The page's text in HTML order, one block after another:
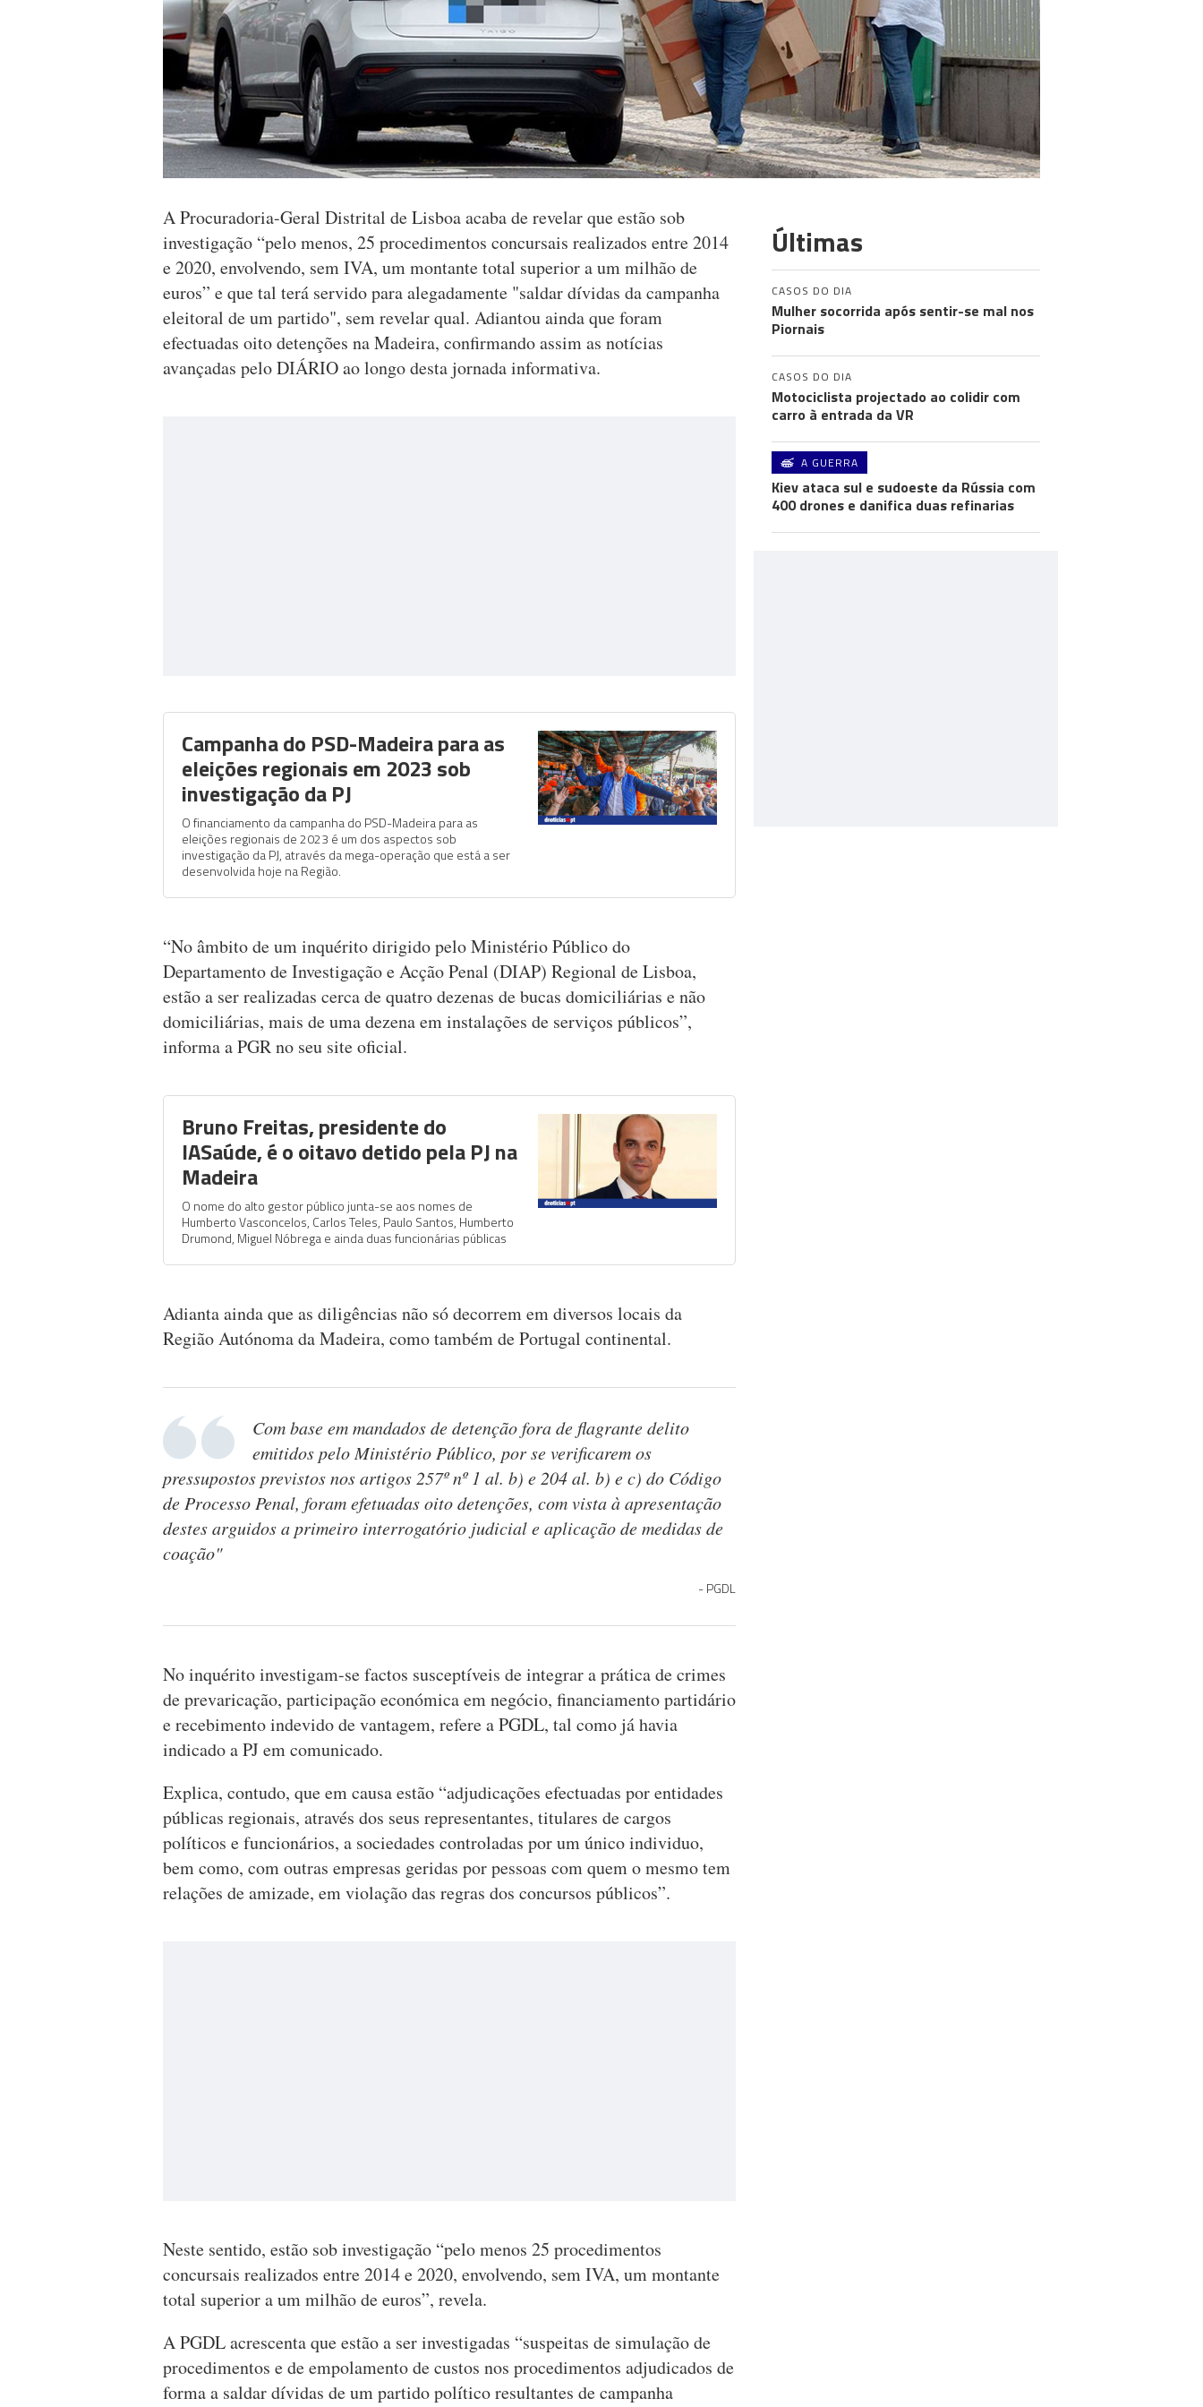
A Procuradoria-Geral Distrital de Lisboa acaba de revelar que estão sob
investigação “pelo menos, 25 procedimentos concursais realizados entre 2014
e 2020, envolvendo, sem IVA, um montante total superior a um milhão de
euros” e que tal terá servido para alegadamente "saldar dívidas da campanha
eleitoral de um partido", sem revelar qual. Adiantou ainda que foram
efectuadas oito detenções na Madeira, confirmando assim as notícias
avançadas pelo DIÁRIO ao longo desta jornada informativa.
Campanha do PSD-Madeira para as
eleições regionais em 2023 sob
investigação da PJ
O financiamento da campanha do PSD-Madeira para as
eleições regionais de 2023 é um dos aspectos sob
investigação da PJ, através da mega-operação que está a ser
desenvolvida hoje na Região.
“No âmbito de um inquérito dirigido pelo Ministério Público do
Departamento de Investigação e Acção Penal (DIAP) Regional de Lisboa,
estão a ser realizadas cerca de quatro dezenas de bucas domiciliárias e não
domiciliárias, mais de uma dezena em instalações de serviços públicos”,
informa a PGR no seu site oficial.
Bruno Freitas, presidente do
IASaúde, é o oitavo detido pela PJ na
Madeira
O nome do alto gestor público junta-se aos nomes de
Humberto Vasconcelos, Carlos Teles, Paulo Santos, Humberto
Drumond, Miguel Nóbrega e ainda duas funcionárias públicas
Adianta ainda que as diligências não só decorrem em diversos locais da
Região Autónoma da Madeira, como também de Portugal continental.
Com base em mandados de detenção fora de flagrante delito
emitidos pelo Ministério Público, por se verificarem os
pressupostos previstos nos artigos 257º nº 1 al. b) e 204 al. b) e c) do Código
de Processo Penal, foram efetuadas oito detenções, com vista à apresentação
destes arguidos a primeiro interrogatório judicial e aplicação de medidas de
coação"
PGDL
No inquérito investigam-se factos susceptíveis de integrar a prática de crimes
de prevaricação, participação económica em negócio, financiamento partidário
e recebimento indevido de vantagem, refere a PGDL, tal como já havia
indicado a PJ em comunicado.
Explica, contudo, que em causa estão “adjudicações efectuadas por entidades
públicas regionais, através dos seus representantes, titulares de cargos
políticos e funcionários, a sociedades controladas por um único individuo,
bem como, com outras empresas geridas por pessoas com quem o mesmo tem
relações de amizade, em violação das regras dos concursos públicos”.
Neste sentido, estão sob investigação “pelo menos 25 procedimentos
concursais realizados entre 2014 e 2020, envolvendo, sem IVA, um montante
total superior a um milhão de euros”, revela.
A PGDL acrescenta que estão a ser investigadas “suspeitas de simulação de
procedimentos e de empolamento de custos nos procedimentos adjudicados de
forma a saldar dívidas de um partido político resultantes de campanha
Últimas
CASOS DO DIA
Mulher socorrida após sentir-se mal nos
Piornais
CASOS DO DIA
Motociclista projectado ao colidir com
carro à entrada da VR
A GUERRA
Kiev ataca sul e sudoeste da Rússia com
400 drones e danifica duas refinarias